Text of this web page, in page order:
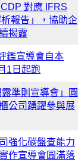
對應 IFRS
報告」，協助企
揭露
鑑宣導會自本
1日起跑
露準則宣導會」圓
公司踴躍參與展
強化碳盤查能力
作宣導會圓滿落